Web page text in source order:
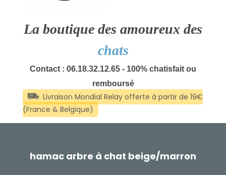
La boutique des amoureux des
chats
Contact : 06.18.32.12.65 - 100% chatisfait ou
remboursé
hamac arbre à chat beige/marron